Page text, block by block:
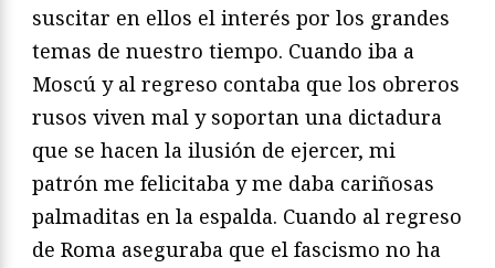
suscitar en ellos el interés por los grandes
temas de nuestro tiempo. Cuando iba a
Moscú y al regreso contaba que los obreros
rusos viven mal y soportan una dictadura
que se hacen la ilusión de ejercer, mi
patrón me felicitaba y me daba cariñosas
palmaditas en la espalda. Cuando al regreso
de Roma aseguraba que el fascismo no ha